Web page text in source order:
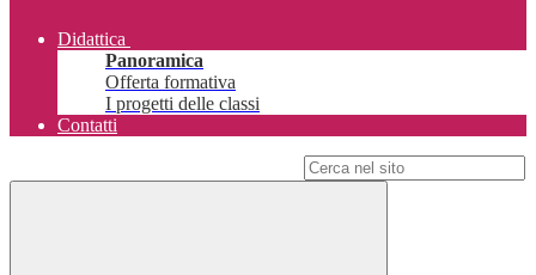
Didattica
Panoramica
Offerta formativa
I progetti delle classi
Contatti